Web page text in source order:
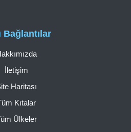
Bağlantılar
İletişim
Haritası
Kıtalar
Ülkeler